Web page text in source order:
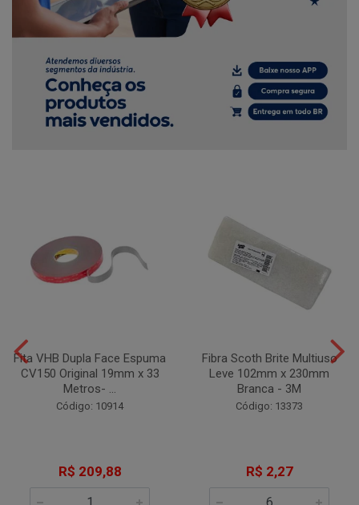
Fita VHB Dupla Face Espuma
CV150 Original 19mm x 33
Metros- ...
Código: 10914
R$ 209,88
Fibra Scoth Brite Multiuso
Leve 102mm x 230mm
Branca - 3M
Código: 13373
R$ 2,27